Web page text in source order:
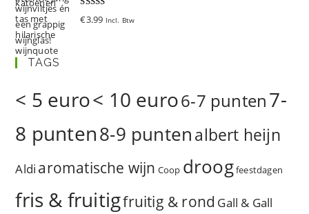
Gewaardeer
€3.99 Incl. Btw
TAGS
< 5 euro< 10 euro6-7 punten7-
8 punten8-9 puntenalbert heijn
Aldi aromatische wijn Coop droogfeestdagen
fris & fruitigfruitig & rond Gall & Gall